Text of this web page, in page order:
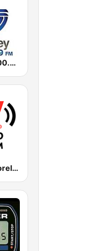
StereoRey 100.9 FM
W Radio - Morelos